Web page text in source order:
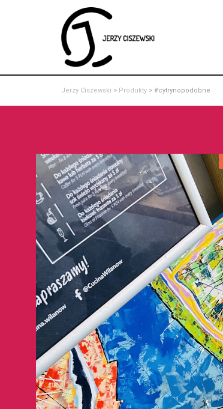
Jerzy Ciszewski > Produkty > #cytrynopodobne